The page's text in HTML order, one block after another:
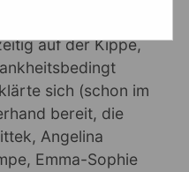
auf der Kippe,
sich (schon im
bereit, die
Angelina
Emma-Sophie